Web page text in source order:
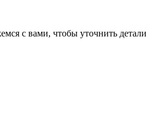
с вами, чтобы уточнить детали